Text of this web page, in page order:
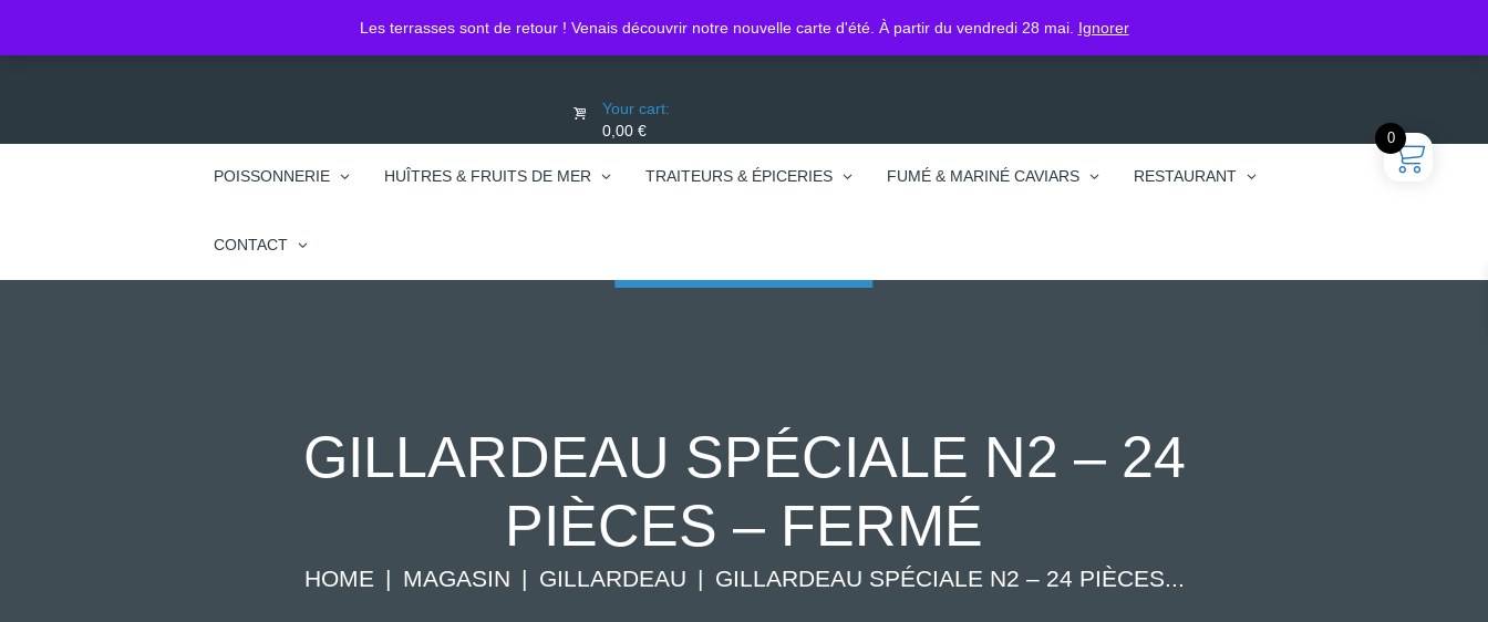
Les terrasses sont de retour ! Venais découvrir notre nouvelle carte d'été. À partir du vendredi 28 mai. Ignorer
2 Pl. Jean Jacques Rousseau
0450740095
Your cart:
0,00 €
POISSONNERIE HUÎTRES & FRUITS DE MER TRAITEURS & ÉPICERIES FUMÉ & MARINÉ CAVIARS RESTAURANT
CONTACT
GILLARDEAU SPÉCIALE N2 – 24
PIÈCES – FERMÉ
HOME MAGASIN GILLARDEAU GILLARDEAU SPÉCIALE N2 – 24 PIÈCES...
0